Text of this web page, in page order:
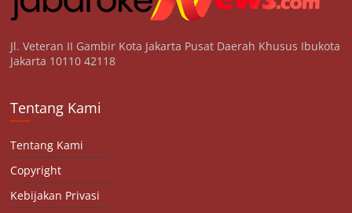
Jl. Veteran II Gambir Kota Jakarta Pusat Daerah Khusus Ibukota
Jakarta 10110 42118
Tentang Kami
Tentang Kami
Copyright
Kebijakan Privasi